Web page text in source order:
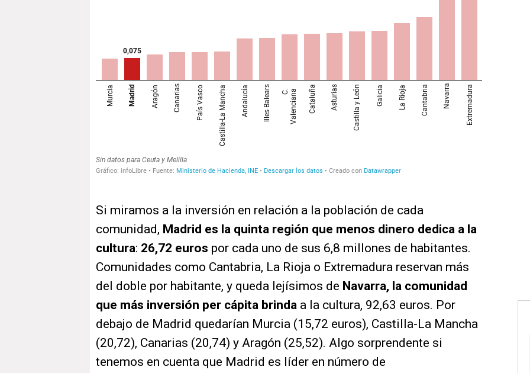
Si miramos a la inversión en relación a la población de cada
comunidad, Madrid es la quinta región que menos dinero dedica a la
cultura: 26,72 euros por cada uno de sus 6,8 millones de habitantes.
Comunidades como Cantabria, La Rioja o Extremadura reservan más
del doble por habitante, y queda lejísimos de Navarra, la comunidad
que más inversión per cápita brinda a la cultura, 92,63 euros. Por
debajo de Madrid quedarían Murcia (15,72 euros), Castilla-La Mancha
(20,72), Canarias (20,74) y Aragón (25,52). Algo sorprendente si
tenemos en cuenta que Madrid es líder en número de